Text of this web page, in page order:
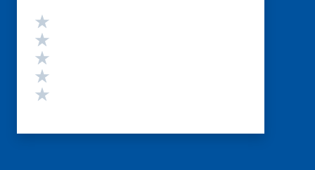
Valutazione